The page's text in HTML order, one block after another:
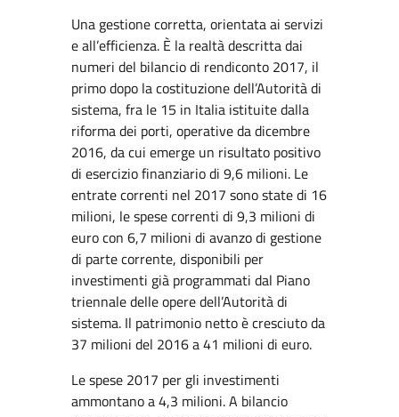
Una gestione corretta, orientata ai servizi
e all’efficienza. È la realtà descritta dai
numeri del bilancio di rendiconto 2017, il
primo dopo la costituzione dell’Autorità di
sistema, fra le 15 in Italia istituite dalla
riforma dei porti, operative da dicembre
2016, da cui emerge un risultato positivo
di esercizio finanziario di 9,6 milioni. Le
entrate correnti nel 2017 sono state di 16
milioni, le spese correnti di 9,3 milioni di
euro con 6,7 milioni di avanzo di gestione
di parte corrente, disponibili per
investimenti già programmati dal Piano
triennale delle opere dell’Autorità di
sistema. Il patrimonio netto è cresciuto da
37 milioni del 2016 a 41 milioni di euro.
Le spese 2017 per gli investimenti
ammontano a 4,3 milioni. A bilancio